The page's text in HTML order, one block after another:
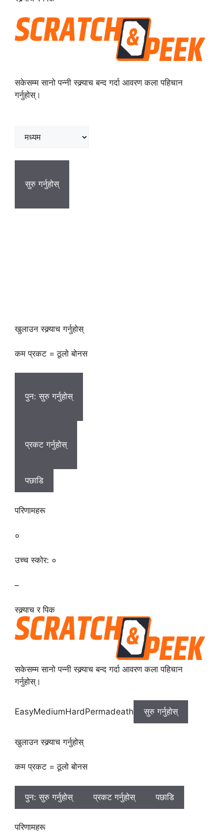
सकेसम्म सानो पन्नी स्क्र्याच बन्द गर्दा आवरण कला पहिचान
गर्नुहोस्।
सुरु गर्नुहोस्
खुलाउन स्क्र्याच गर्नुहोस्
कम प्रकट = ठूलो बोनस
पुन: सुरु गर्नुहोस्
प्रकट गर्नुहोस्
पछाडि
परिणामहरू
०
उच्च स्कोर: ०
–
स्क्र्याच र पिक
सकेसम्म सानो पन्नी स्क्र्याच बन्द गर्दा आवरण कला पहिचान
गर्नुहोस्।
EasyMediumHardPermadeath सुरु गर्नुहोस्
खुलाउन स्क्र्याच गर्नुहोस्
कम प्रकट = ठूलो बोनस
पुन: सुरु गर्नुहोस् प्रकट गर्नुहोस् पछाडि
परिणामहरू